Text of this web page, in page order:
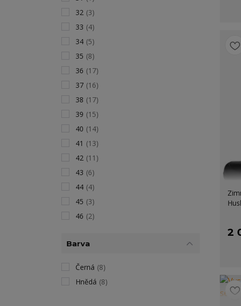
2
32 (3)
33 (4)
34 (5)
35 (8)
36 (17)
37 (16)
38 (17)
39 (15)
40 (14)
41 (13)
42 (11)
43 (6)
44 (4)
45 (3)
46 (2)
Barva
Černá (8)
Hnědá (8)